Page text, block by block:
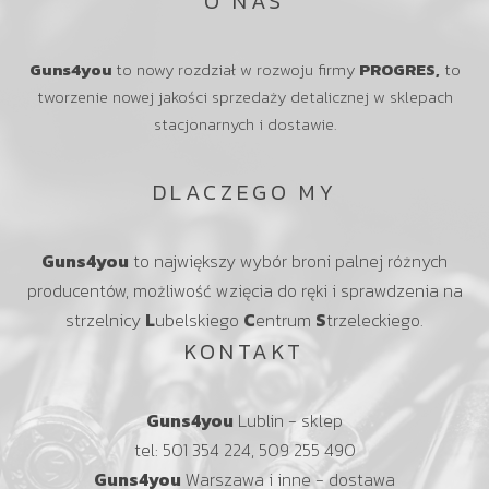
Guns4you to nowy rozdział w rozwoju firmy PROGRES, to
tworzenie nowej jakości sprzedaży detalicznej w sklepach
stacjonarnych i dostawie.
DLACZEGO MY
Guns4you to największy wybór broni palnej różnych
producentów, możliwość wzięcia do ręki i sprawdzenia na
strzelnicy Lubelskiego Centrum Strzeleckiego.
KONTAKT
Guns4you Lublin - sklep
tel: 501 354 224, 509 255 490
Guns4you Warszawa i inne - dostawa